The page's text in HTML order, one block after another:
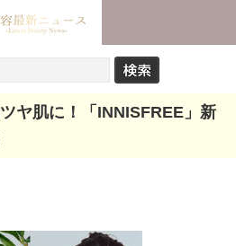
ヤ肌に！「INNISFREE」新